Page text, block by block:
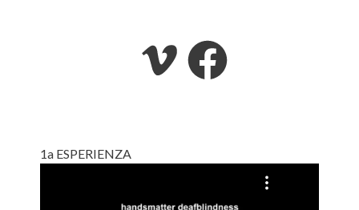
1a ESPERIENZA